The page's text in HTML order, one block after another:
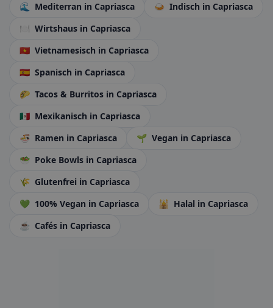
🌊
Mediterran in Capriasca 🍛 Indisch in Capriasca
🍽️ Wirtshaus in Capriasca
🇻🇳 Vietnamesisch in Capriasca
🇪🇸 Spanisch in Capriasca
🌮 Tacos & Burritos in Capriasca
🇲🇽 Mexikanisch in Capriasca
🍜 Ramen in Capriasca 🌱 Vegan in Capriasca
🥗 Poke Bowls in Capriasca
🌾 Glutenfrei in Capriasca
💚 100% Vegan in Capriasca 🕌 Halal in Capriasca
☕ Cafés in Capriasca